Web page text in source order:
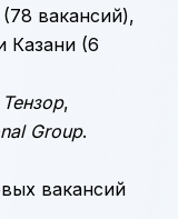
вакансий),
Казани (6
Тензор,
Group.
вакансий